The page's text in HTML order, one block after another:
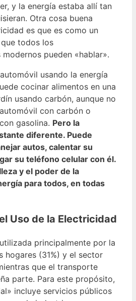
y la energía estaba allí tan
Otra cosa buena
es que es como un
todos los
pueden «hablar».
usando la energía
cocinar alimentos en una
usando carbón, aunque no
con carbón o
gasolina. Pero la
diferente. Puede
autos, calentar su
su teléfono celular con él.
y el poder de la
para todos, en todas
Uso de la Electricidad
principalmente por la
hogares (31%) y el sector
que el transporte
parte. Para este propósito,
incluye servicios públicos